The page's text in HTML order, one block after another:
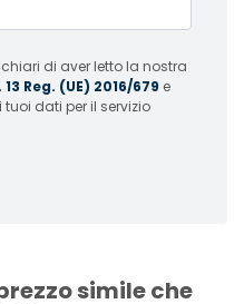
di aver letto la nostra
Reg. (UE) 2016/679 e
dati per il servizio
simile che